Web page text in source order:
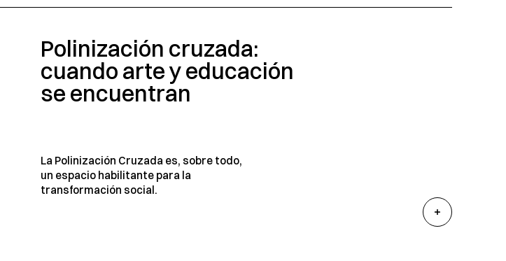
Polinización cruzada:
cuando arte y educación
se encuentran
La Polinización Cruzada es, sobre todo,
un espacio habilitante para la
transformación social.